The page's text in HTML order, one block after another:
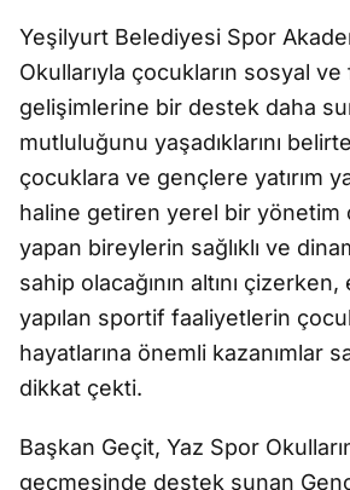
Yeşilyurt Belediyesi Spor
Okullarıyla çocukların sosyal
gelişimlerine bir destek daha
mutluluğunu yaşadıklarını
çocuklara ve gençlere yatırım
haline getiren yerel bir yönetim
yapan bireylerin sağlıklı ve
sahip olacağının altını
yapılan sportif faaliyetlerin
hayatlarına önemli kazanımlar
dikkat çekti.
Başkan Geçit, Yaz Spor
geçmesinde destek sunan